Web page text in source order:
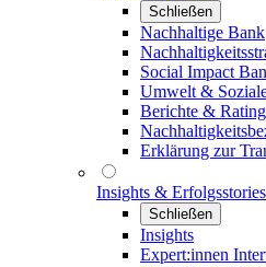
Schließen
Nachhaltige Bank
Social Impact
Umwelt &
Berichte &
Erklärung zur
Insights & Erfolgsstories
Schließen
Insights
Expert:innen